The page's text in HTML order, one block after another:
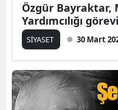
Özgür Bayraktar,
Yardımcılığı
SİYASET 30 Mart